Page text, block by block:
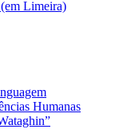
Limeira)
Humanas